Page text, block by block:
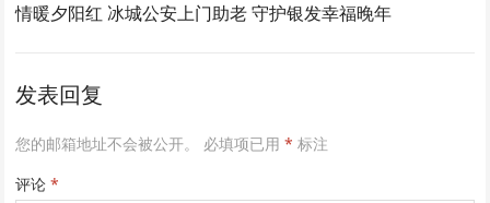
情暖夕阳红 冰城公安上门助老 守护银发幸福晚年
发表回复
您的邮箱地址不会被公开。 必填项已用* 标注
评论*